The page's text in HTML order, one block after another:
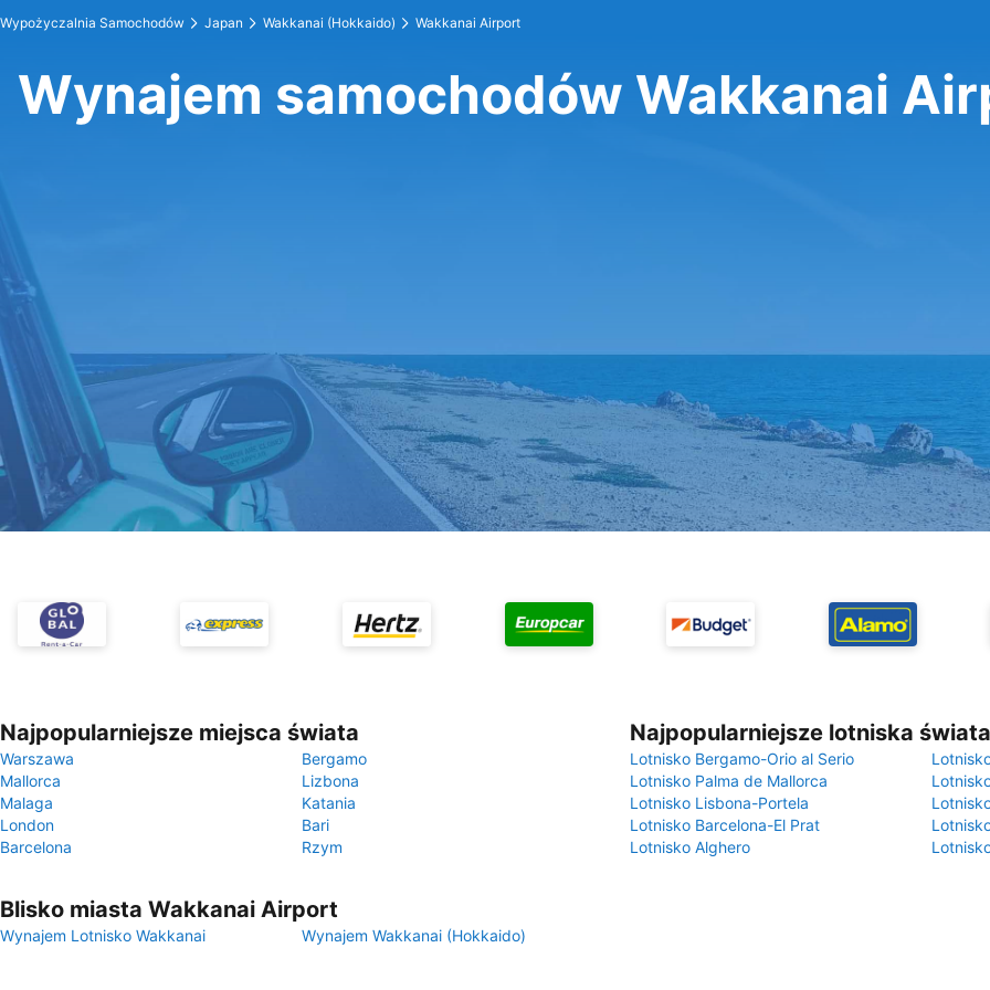
Wypożyczalnia Samochodów Japan Wakkanai (Hokkaido) Wakkanai Airport
Wynajem samochodów Wakkanai
Najpopularniejsze miejsca świata
Warszawa
Bergamo
Mallorca
Lizbona
Malaga
Katania
London
Bari
Barcelona
Rzym
Najpopularniejsze lotniska świata
Lotnisko Bergamo-Orio al Serio
Lotnisko Palma de Mallorca
Lotnisko Lisbona-Portela
Lotnisko Barcelona-El Prat
Lotnisko Alghero
Blisko miasta Wakkanai Airport
Wynajem Lotnisko Wakkanai Wynajem Wakkanai (Hokkaido)